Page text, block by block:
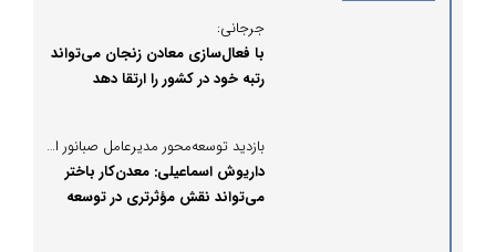
جرجانی:
با فعال‌سازی معادن زنجان می‌تواند
رتبه خود در کشور را ارتقا دهد
بازدید توسعه‌محور مدیرعامل صبانور از معدن‌کار باختر؛
داریوش اسماعیلی: معدن‌کار باختر
می‌تواند نقش مؤثرتری در توسعه